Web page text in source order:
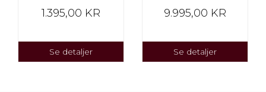
1.395,00 KR
Se detaljer
9.995,00 KR
Se detaljer